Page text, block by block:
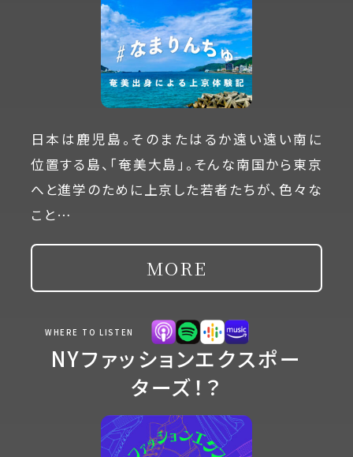
日本は鹿児島。そのまたはるか遠い遠い南に
位置する島、「奄美大島」。そんな南国から東京
へと進学のために上京した若者たちが、色々な
こと…
MORE
WHERE TO LISTEN
NYファッションエクスポー
ターズ！？